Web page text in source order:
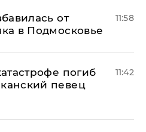
от
в Подмосковье
11:58
погиб
певец
11:42